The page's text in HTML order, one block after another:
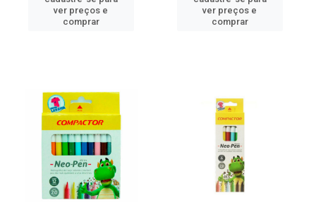
ver preços e
comprar
ver preços e
comprar